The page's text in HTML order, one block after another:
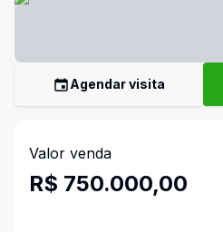
Agendar visita
Valor venda
R$ 750.000,00